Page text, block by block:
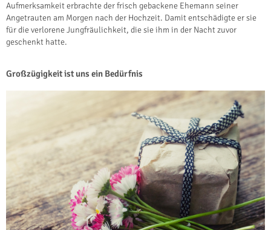
Aufmerksamkeit erbrachte der frisch gebackene Ehemann seiner
Angetrauten am Morgen nach der Hochzeit. Damit entschädigte er sie
für die verlorene Jungfräulichkeit, die sie ihm in der Nacht zuvor
geschenkt hatte.
Großzügigkeit ist uns ein Bedürfnis